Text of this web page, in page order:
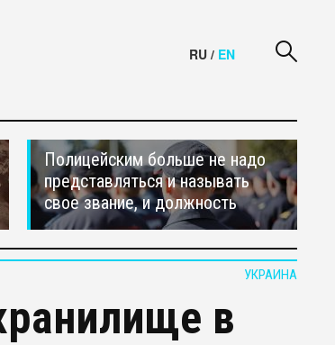
RU / EN
Полицейским больше не надо
представляться и называть
свое звание, и должность
УКРАИНА
в